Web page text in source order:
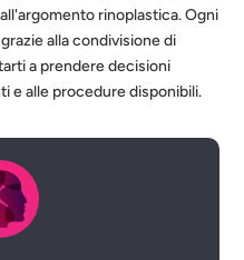
rinoplastica. Ogni
alla condivisione di
a prendere decisioni
e alle procedure disponibili.